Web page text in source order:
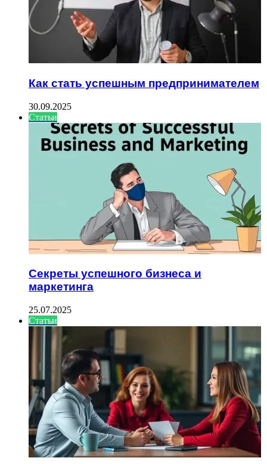
Как стать успешным предпринимателем
30.09.2025
Статьи
Секреты успешного бизнеса и
маркетинга
25.07.2025
Статьи